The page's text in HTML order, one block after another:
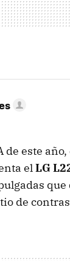
de este
elLG
que
de